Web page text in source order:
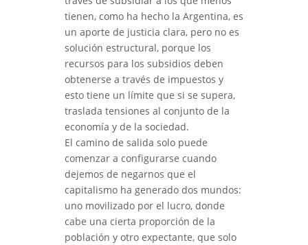
tienen, como ha hecho la Argentina, es
un aporte de justicia clara, pero no es
solución estructural, porque los
recursos para los subsidios deben
obtenerse a través de impuestos y
esto tiene un límite que si se supera,
traslada tensiones al conjunto de la
economía y de la sociedad.
El camino de salida solo puede
comenzar a configurarse cuando
dejemos de negarnos que el
capitalismo ha generado dos mundos:
uno movilizado por el lucro, donde
cabe una cierta proporción de la
población y otro expectante, que solo